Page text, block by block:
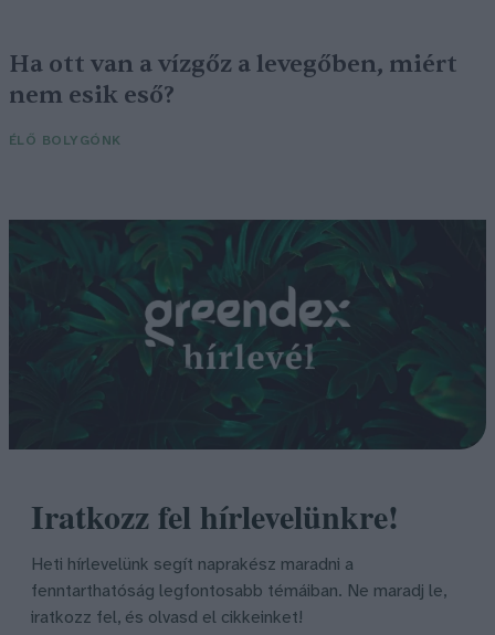
Ha ott van a vízgőz a levegőben, miért
nem esik eső?
ÉLŐ BOLYGÓNK
Iratkozz fel hírlevelünkre!
Heti hírlevelünk segít naprakész maradni a
fenntarthatóság legfontosabb témáiban. Ne maradj le,
iratkozz fel, és olvasd el cikkeinket!